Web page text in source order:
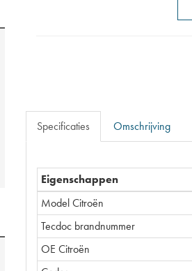
Specificaties Omschrijving
Eigenschappen
Model Citroën
Tecdoc brandnummer
OE Citroën